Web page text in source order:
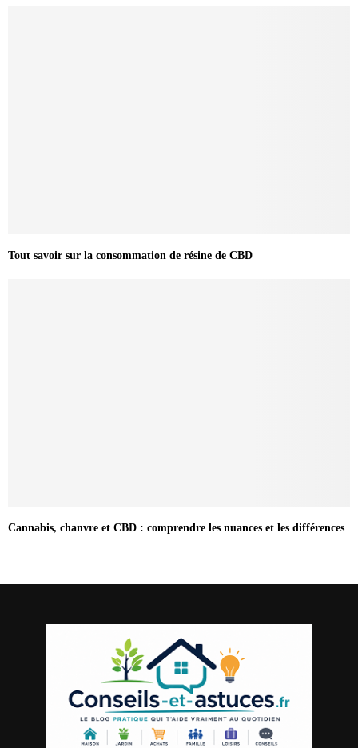
Tout savoir sur la consommation de résine de CBD
Cannabis, chanvre et CBD : comprendre les nuances et les différences